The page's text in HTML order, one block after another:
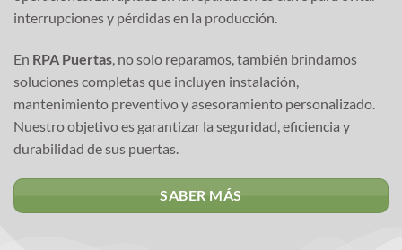
interrupciones y pérdidas en la producción.
En RPA Puertas, no solo reparamos, también brindamos
soluciones completas que incluyen instalación,
mantenimiento preventivo y asesoramiento personalizado.
Nuestro objetivo es garantizar la seguridad, eficiencia y
durabilidad de sus puertas.
SABER MÁS